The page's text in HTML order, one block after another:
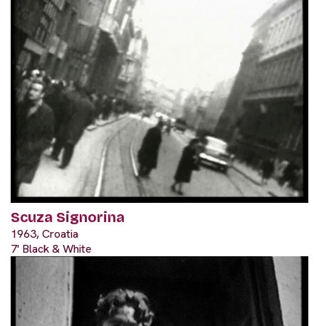
Scuza Signorina
1963, Croatia
7' Black & White